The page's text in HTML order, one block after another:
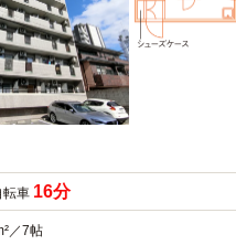
転車 16分
／7帖